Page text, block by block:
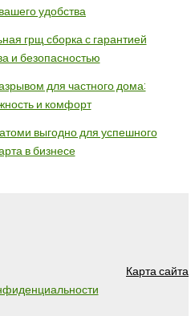
удобства
грщ сборка с гарантией
и безопасностью
для частного дома:
и комфорт
выгодно для успешного
в бизнесе
Карта сайта